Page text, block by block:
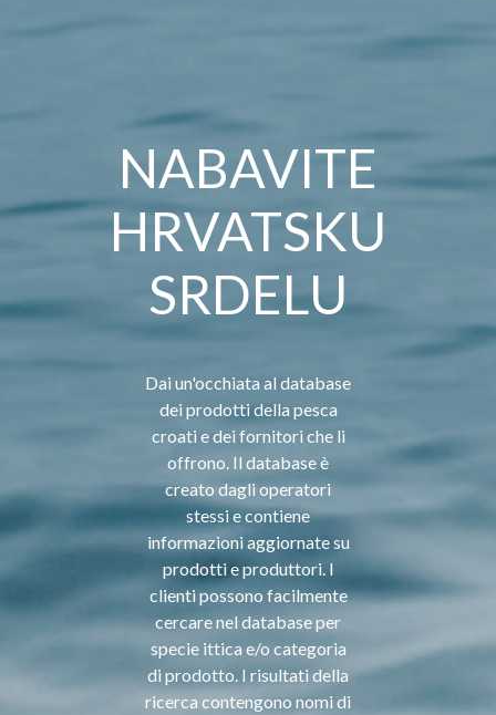
NABAVITE
HRVATSKU
SRDELU
Dai un'occhiata al database
dei prodotti della pesca
croati e dei fornitori che li
offrono. Il database è
creato dagli operatori
stessi e contiene
informazioni aggiornate su
prodotti e produttori. I
clienti possono facilmente
cercare nel database per
specie ittica e/o categoria
di prodotto. I risultati della
ricerca contengono nomi di